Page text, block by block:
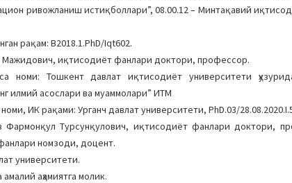
ривожланиш истиқболлари”, 08.00.12 – Минтақавий
рақам: B2018.1.PhD/Iqt602.
иқтисодиёт фанлари доктори, профессор.
номи: Тошкент давлат иқтисодиёт университети
илмий асослари ва муаммолари” ИТМ
ИК рақами: Урганч давлат университети, PhD.03/
Фармонқул Турсунқулович, иқтиcодиёт фанлари доктори,
номзоди, доцент.
университети.
аҳамиятга молик.